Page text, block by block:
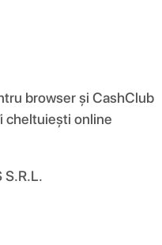
browser și CashClub
cheltuiești online
S.R.L.